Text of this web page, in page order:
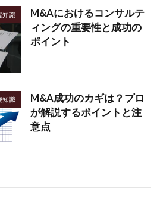
知識
M&Aにおけるコンサルテ
ィングの重要性と成功の
ポイント
知識
M&A成功のカギは？プロ
が解説するポイントと注
意点